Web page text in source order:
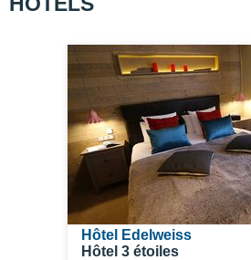
Hôtel Edelweiss
Hôtel 3 étoiles